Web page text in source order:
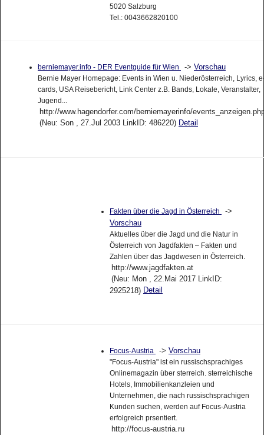
5020 Salzburg
Tel.: 0043662820100
berniemayer.info - DER Eventguide für Wien -> Vorschau
Bernie Mayer Homepage: Events in Wien u. Niederösterreich, Lyrics,
cards, USA Reisebericht, Link Center z.B. Bands, Lokale, Veranstalter,
Jugend...
http://www.hagendorfer.com/berniemayerinfo/
(Neu: Son , 27.Jul 2003 LinkID: 486220) Detail
Fakten über die Jagd in Österreich
->
Vorschau
Aktuelles über die Jagd und die Natur in
Österreich von Jagdfakten – Fakten und
Zahlen über das Jagdwesen in Österreich.
http://www.jagdfakten.at
(Neu: Mon , 22.Mai 2017 LinkID:
2925218) Detail
Focus-Austria -> Vorschau
"Focus-Austria" ist ein russischsprachiges
Onlinemagazin über sterreich. sterreichische
Hotels, Immobilienkanzleien und
Unternehmen, die nach russischsprachigen
Kunden suchen, werden auf Focus-Austria
erfolgreich prsentiert.
http://focus-austria.ru